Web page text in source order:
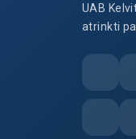
UAB
atrinkti